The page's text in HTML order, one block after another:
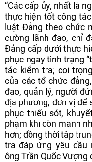
“Các cấp ủy, nhất là
thực hiện tốt công
luật Đảng theo chức
cường lãnh đạo, chỉ
Đảng cấp dưới thực
phục ngay tình trạng
tác kiểm tra; coi
của các tổ chức
đạo, quản lý, người
địa phương, đơn vị để
phục thiếu sót,
phạm khi còn manh
hơn; đồng thời tập
tra đáp ứng yêu cầu
ông Trần Quốc Vượng